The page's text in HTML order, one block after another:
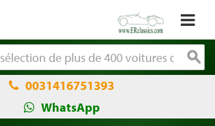
0031416751393
WhatsApp